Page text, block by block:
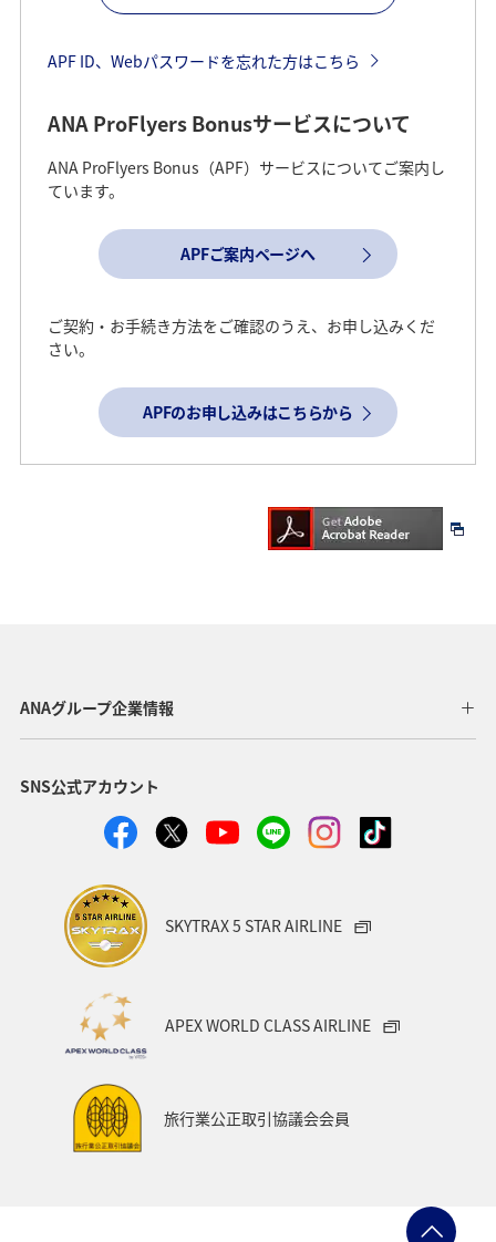
APF ID、Webパスワードを忘れた方はこちら
ANA ProFlyers Bonusサービスについて
ANA ProFlyers Bonus（APF）サービスについてご案内し
ています。
APFご案内ページへ
ご契約・お手続き方法をご確認のうえ、お申し込みくだ
さい。
APFのお申し込みはこちらから
ANAグループ企業情報
SNS公式アカウント
SKYTRAX 5 STAR AIRLINE
APEX WORLD CLASS AIRLINE
旅行業公正取引協議会会員